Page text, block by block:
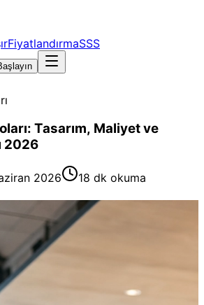
FiyatlandırmaSSS
Tasarım, Maliyet ve
2026
2026
18 dk okuma